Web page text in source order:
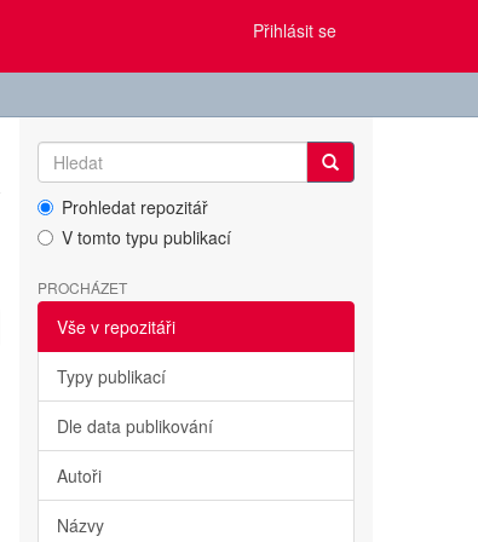
Přihlásit se
Prohledat repozitář
V tomto typu publikací
PROCHÁZET
Vše v repozitáři
Typy publikací
Dle data publikování
Autoři
Názvy